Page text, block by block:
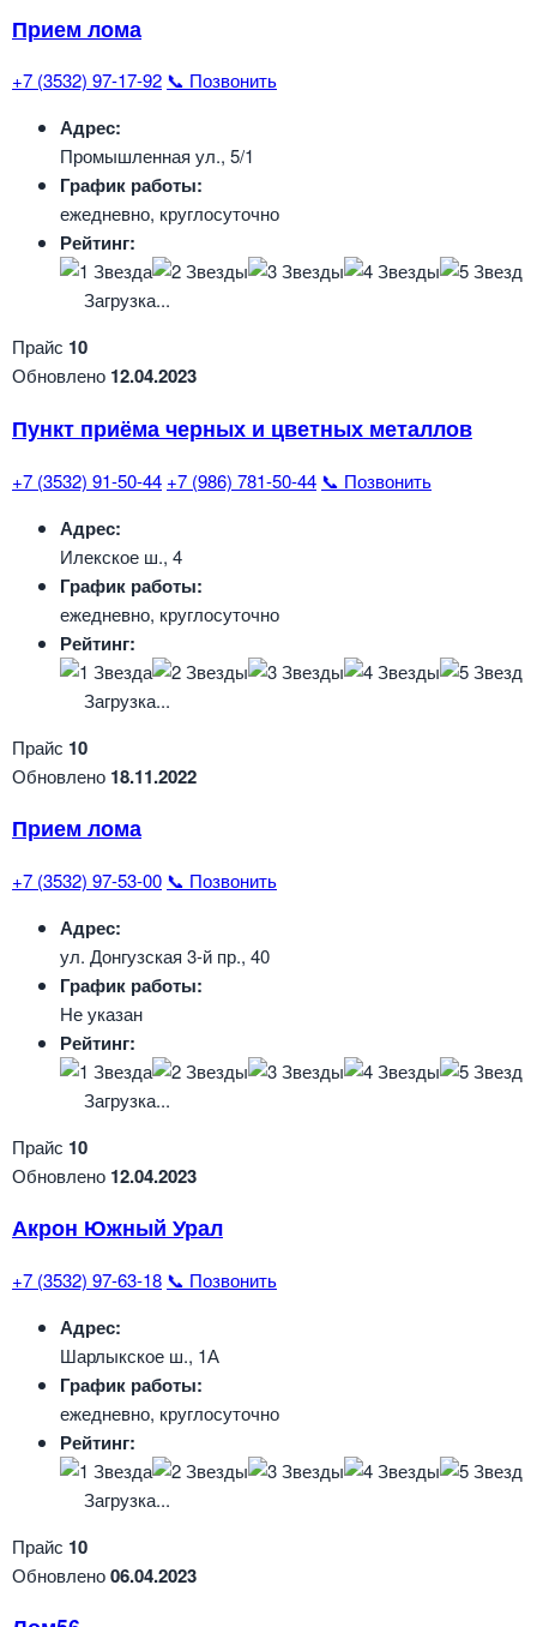
Прием лома
+7 (3532) 97-17-92 📞 Позвонить
Адрес:
Промышленная ул., 5/1
График работы:
ежедневно, круглосуточно
Рейтинг:
Загрузка...
Прайс 10
Обновлено 12.04.2023
Пункт приёма черных и цветных металлов
+7 (3532) 91-50-44 +7 (986) 781-50-44 📞 Позвонить
Адрес:
Илекское ш., 4
График работы:
ежедневно, круглосуточно
Рейтинг:
Загрузка...
Прайс 10
Обновлено 18.11.2022
Прием лома
+7 (3532) 97-53-00 📞 Позвонить
Адрес:
ул. Донгузская 3-й пр., 40
График работы:
Не указан
Рейтинг:
Загрузка...
Прайс 10
Обновлено 12.04.2023
Акрон Южный Урал
+7 (3532) 97-63-18 📞 Позвонить
Адрес:
Шарлыкское ш., 1А
График работы:
ежедневно, круглосуточно
Рейтинг:
Загрузка...
Прайс 10
Обновлено06.04.2023